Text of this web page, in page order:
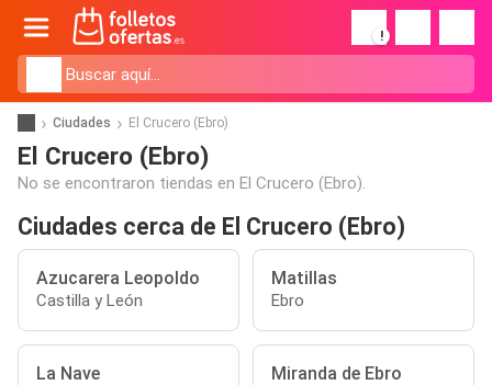
!
Ciudades El Crucero (Ebro)
El Crucero (Ebro)
No se encontraron tiendas en El Crucero (Ebro).
Ciudades cerca de El Crucero (Ebro)
Azucarera Leopoldo
Castilla y León
Matillas
Ebro
La Nave Miranda de Ebro